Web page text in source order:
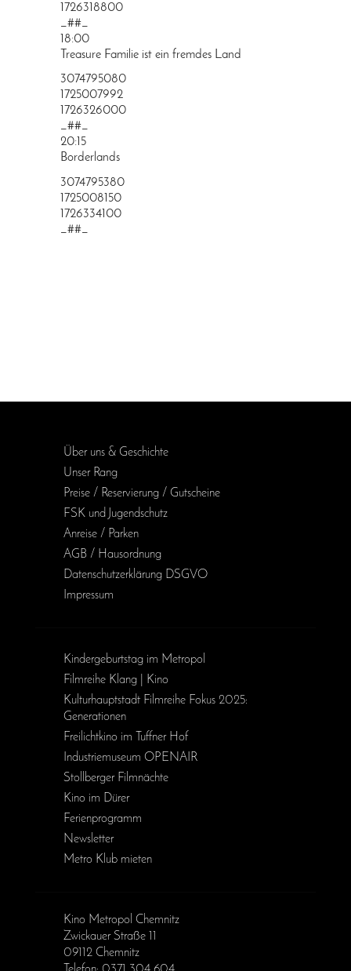
1726318800
_##_
18:00
Treasure Familie ist ein fremdes Land
3074795080
1725007992
1726326000
_##_
20:15
Borderlands
3074795380
1725008150
1726334100
_##_
Über uns & Geschichte
Unser Rang
Preise / Reservierung / Gutscheine
FSK und Jugendschutz
Anreise / Parken
AGB / Haus­ordnung
Daten­schutz­erklärung DSGVO
Impressum
Kinder­geburts­tag im Metropol
Filmreihe Klang | Kino
Kulturhauptstadt Filmreihe Fokus 2025:
Generationen
Freilichtkino im Tuffner Hof
Industriemuseum OPENAIR
Stollberger Filmnächte
Kino im Dürer
Ferienprogramm
Newsletter
Metro Klub mieten
Kino Metropol Chemnitz
Zwickauer Straße 11
09112 Chemnitz